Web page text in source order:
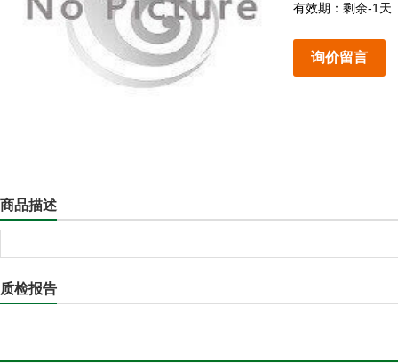
有效期：剩余-1天
询价留言
商品描述
质检报告